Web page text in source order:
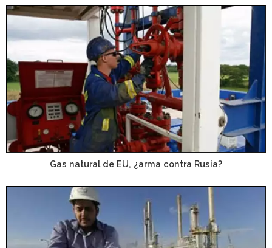
Gas natural de EU, ¿arma contra Rusia?